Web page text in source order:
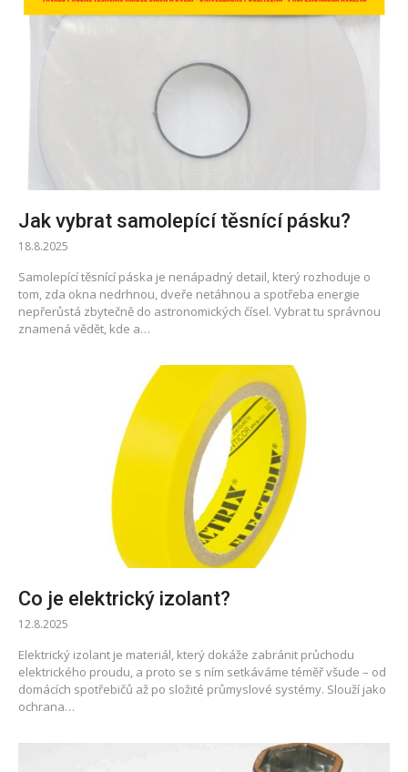
Jak vybrat samolepící těsnící pásku?
18.8.2025
Samolepící těsnící páska je nenápadný detail, který rozhoduje o
tom, zda okna nedrhnou, dveře netáhnou a spotřeba energie
nepřerůstá zbytečně do astronomických čísel. Vybrat tu správnou
znamená vědět, kde a…
Co je elektrický izolant?
12.8.2025
Elektrický izolant je materiál, který dokáže zabránit průchodu
elektrického proudu, a proto se s ním setkáváme téměř všude – od
domácích spotřebičů až po složité průmyslové systémy. Slouží jako
ochrana…